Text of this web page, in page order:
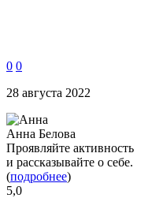
0 0
28 августа 2022
Анна Белова
Проявляйте активность
и рассказывайте о себе.
(подробнее)
5,0